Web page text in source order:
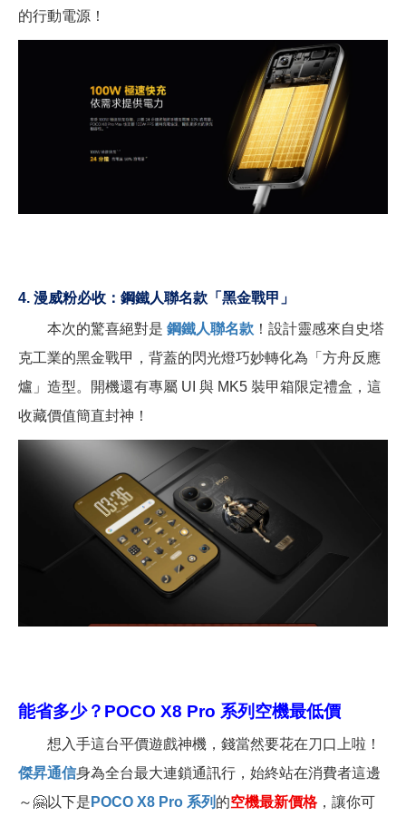
的行動電源！
4. 漫威粉必收：鋼鐵人聯名款「黑金戰甲」
本次的驚喜絕對是 鋼鐵人聯名款 ！設計靈感來自史塔
克工業的黑金戰甲，背蓋的閃光燈巧妙轉化為「方舟反應
爐」造型。開機還有專屬 UI 與 MK5 裝甲箱限定禮盒，這
收藏價值簡直封神！
能省多少？ POCO X8 Pro 系列 空機最低價
想入手這台平價遊戲神機，錢當然要花在刀口上啦！
傑昇通信身為全台最大連鎖通訊行，始終站在消費者這邊
～ 🤗以下是 POCO X8 Pro 系列 的空機最新價格，讓你可